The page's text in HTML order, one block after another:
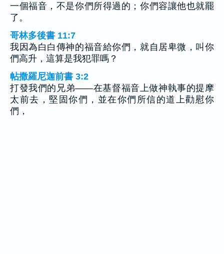
一個福音，不是你們所得過的；你們容讓他也就罷
了。
哥林多後書 11:7
我因為白白傳神的福音給你們，就自居卑微，叫你
們高升，這算是我犯罪嗎？
帖撒羅尼迦前書 3:2
打發我們的兄弟——在基督福音上做神執事的提摩
太前去，堅固你們，並在你們所信的道上勸慰你
們，